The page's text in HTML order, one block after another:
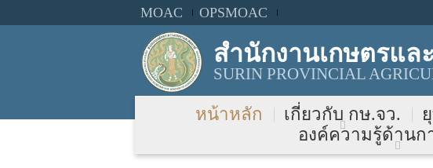
MOAC OPSMOAC
สำนักงานเกษตรแ
SURIN PROVINCIAL
หน้าหลัก เกี่ยวกับ กษ.จว.
องค์ความรู้ด้านก